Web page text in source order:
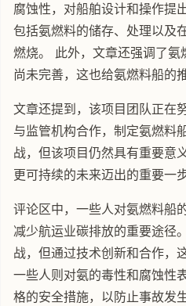
腐蚀性，对船舶设计和操作提
包括氨燃料的储存、处理以及
燃烧。 此外，文章还强调了
尚未完善，这也给氨燃料船的
文章还提到，该项目团队正在
与监管机构合作，制定氨燃料
战，但该项目仍然具有重要意
更可持续的未来迈出的重要一步
评论区中，一些人对氨燃料船
减少航运业碳排放的重要途径
战，但通过技术创新和合作，
一些人则对氨的毒性和腐蚀性
格的安全措施，以防止事故发